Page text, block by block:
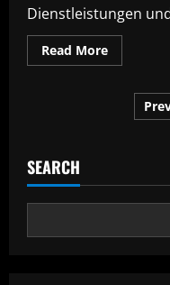
Dienstleistungen
Read MoreRead
more
Ganze
Schweiz:
SEARCH